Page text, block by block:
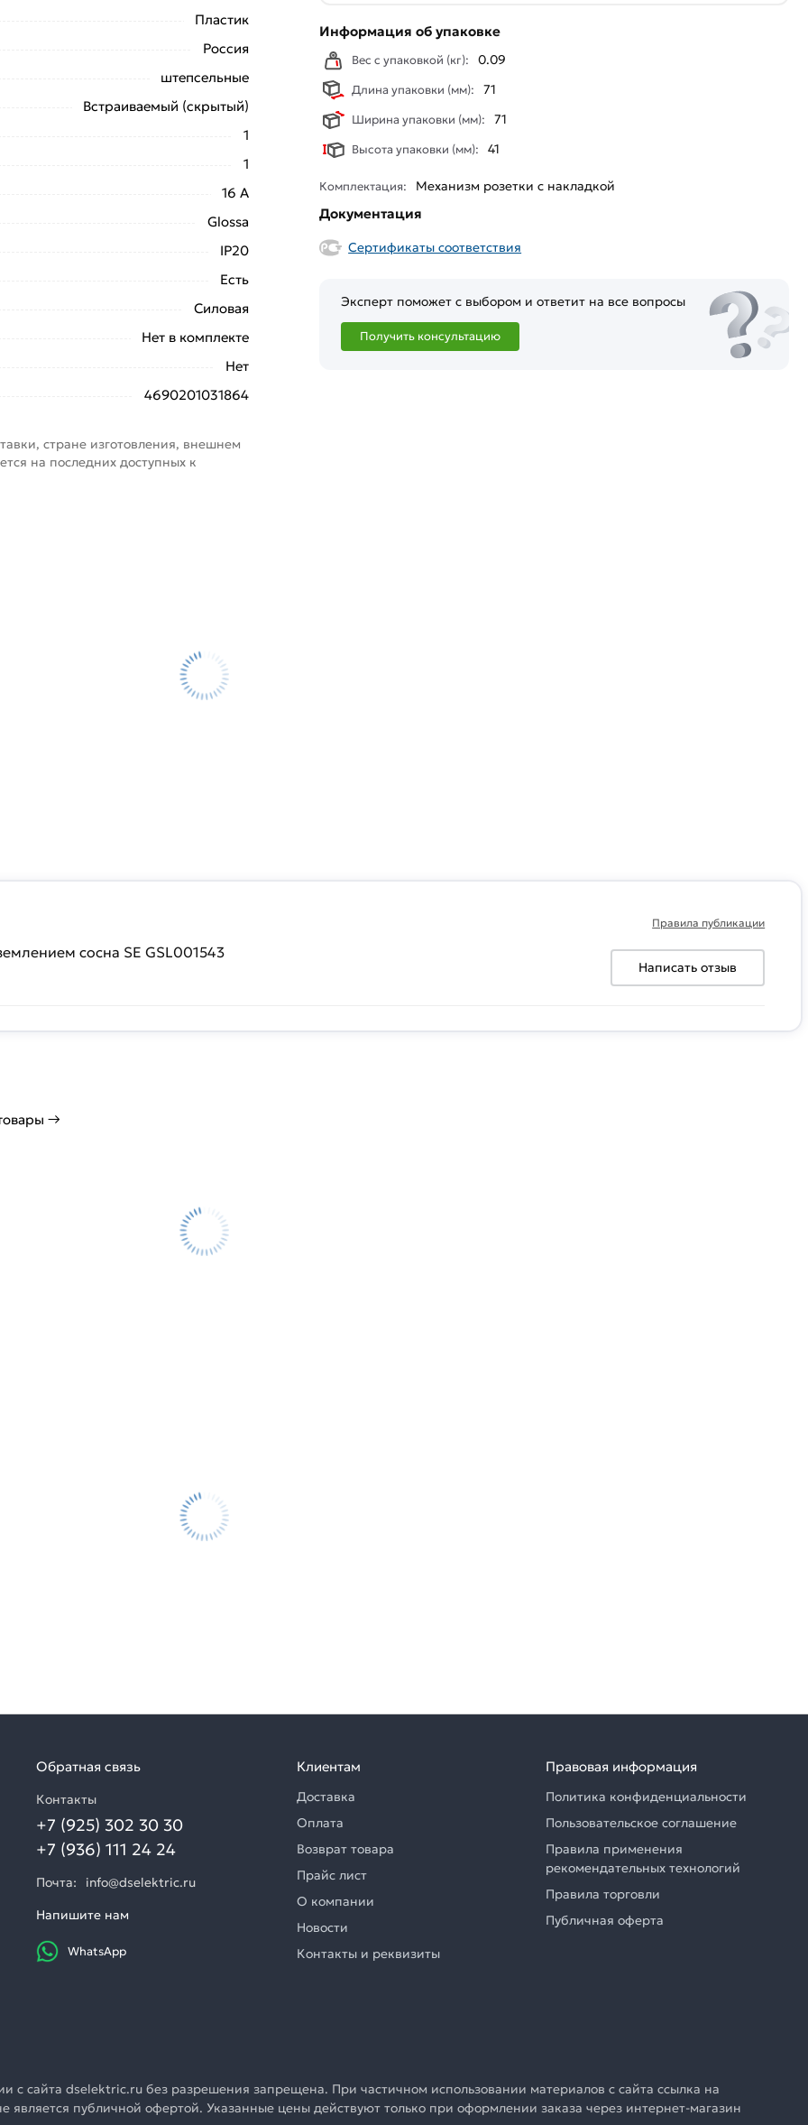
Пластик
Россия
штепсельные
Встраиваемый (скрытый)
1
1
16 А
Glossa
IP20
Есть
Силовая
Нет в комплекте
Нет
4690201031864
стране изготовления, внешнем
на последних доступных к
Информация об упаковке
Вес с упаковкой (кг): 0.09
Длина упаковки (мм): 71
Ширина упаковки (мм): 71
Высота упаковки (мм): 41
Комплектация: Механизм розетки с накладкой
Документация
Сертификаты соответствия
Эксперт поможет с выбором и ответит на все вопросы
Получить консультацию
сосна SE GSL001543
Правила публикации
Написать отзыв
→
Обратная связь
Контакты
+7 (925) 302 30 30
+7 (936) 111 24 24
Почта:
info@dselektric.ru
Напишите нам
WhatsApp
Клиентам
Доставка
Оплата
Возврат товара
Прайс лист
О компании
Новости
Контакты и реквизиты
Правовая информация
Политика конфиденциальности
Пользовательское соглашение
Правила применения
рекомендательных технологий
Правила торговли
Публичная оферта
сайта dselektric.ru без разрешения запрещена. При частичном использовании материалов с сайта ссылка на
публичной офертой. Указанные цены действуют только при оформлении заказа через интернет-магазин